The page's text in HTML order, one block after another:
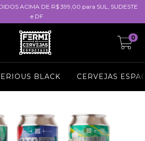
ACIMA DE R$ 399,00 para SUL, SUDESTE
e DF
0
BLACK CERVEJAS